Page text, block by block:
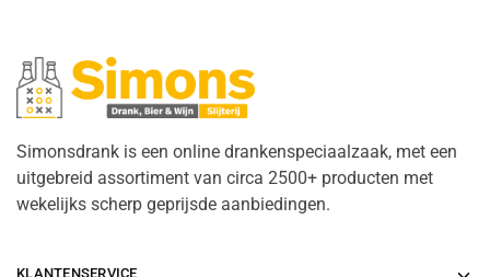
Simonsdrank is een online drankenspeciaalzaak, met een
uitgebreid assortiment van circa 2500+ producten met
wekelijks scherp geprijsde aanbiedingen.
KLANTENSERVICE